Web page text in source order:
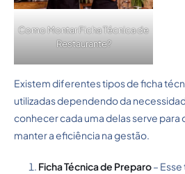
Como Montar Ficha Técnica de
Restaurante?
Existem diferentes tipos de ficha
utilizadas dependendo da
conhecer cada uma delas serve para
manter a eficiência na gestão.
Ficha Técnica de Preparo–